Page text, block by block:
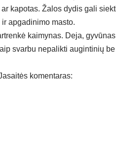
kapotas. Žalos dydis gali
apgadinimo masto.
kaimynas. Deja, gyvūnas
svarbu nepalikti augintinių be
komentaras: